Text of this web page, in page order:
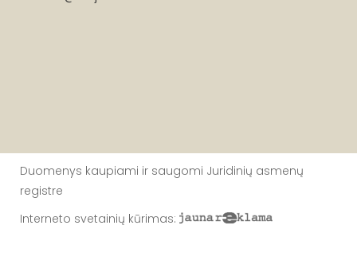
Duomenys kaupiami ir saugomi Juridinių asmenų
registre
Interneto svetainių kūrimas: